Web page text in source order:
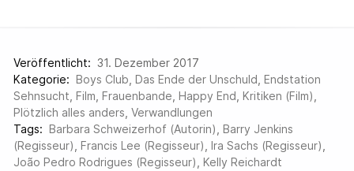
Veröffentlicht: 31. Dezember 2017
Kategorie: Boys Club ,Das Ende der Unschuld ,Endstation
Sehnsucht ,Film ,Frauenbande ,Happy End ,Kritiken (Film)
Plötzlich alles anders ,Verwandlungen
Tags: Barbara Schweizerhof (Autorin) ,Barry Jenkins
(Regisseur) ,Francis Lee (Regisseur) ,Ira Sachs (Regisseur)
João Pedro Rodrigues (Regisseur) ,Kelly Reichardt